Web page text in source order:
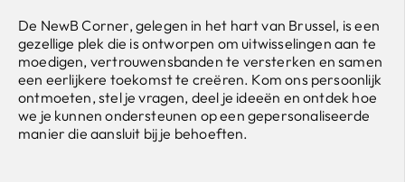
De NewB Corner, gelegen in het hart van Brussel, is een
gezellige plek die is ontworpen om uitwisselingen aan te
moedigen, vertrouwensbanden te versterken en samen
een eerlijkere toekomst te creëren. Kom ons persoonlijk
ontmoeten, stel je vragen, deel je ideeën en ontdek hoe
we je kunnen ondersteunen op een gepersonaliseerde
manier die aansluit bij je behoeften.